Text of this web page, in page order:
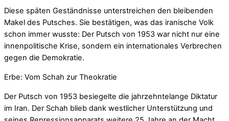
Diese späten Geständnisse unterstreichen den bleibenden
Makel des Putsches. Sie bestätigen, was das iranische Volk
schon immer wusste: Der Putsch von 1953 war nicht nur eine
innenpolitische Krise, sondern ein internationales Verbrechen
gegen die Demokratie.
Erbe: Vom Schah zur Theokratie
Der Putsch von 1953 besiegelte die jahrzehntelange Diktatur
im Iran. Der Schah blieb dank westlicher Unterstützung und